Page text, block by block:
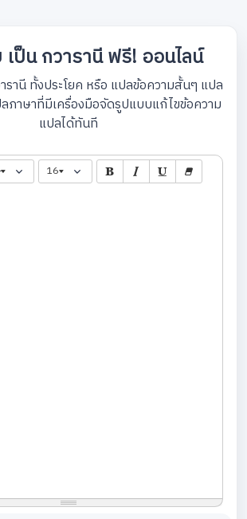
เป็น กวารานี ฟรี! ออนไลน์
รานี ทั้งประโยค หรือ แปลข้อความสั้นๆ แปล
ภาษาที่มีเครื่องมือจัดรูปแบบแก้ไขข้อความ
แปลได้ทันที
16